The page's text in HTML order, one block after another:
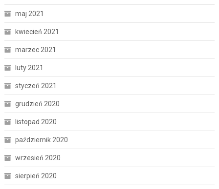
maj 2021
kwiecień 2021
marzec 2021
luty 2021
styczeń 2021
grudzień 2020
listopad 2020
październik 2020
wrzesień 2020
sierpień 2020